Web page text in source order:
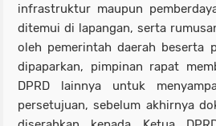
infrastruktur maupun
ditemui di lapangan, serta
oleh pemerintah daerah beserta
dipaparkan, pimpinan rapat
DPRD lainnya untuk
persetujuan, sebelum akhirnya